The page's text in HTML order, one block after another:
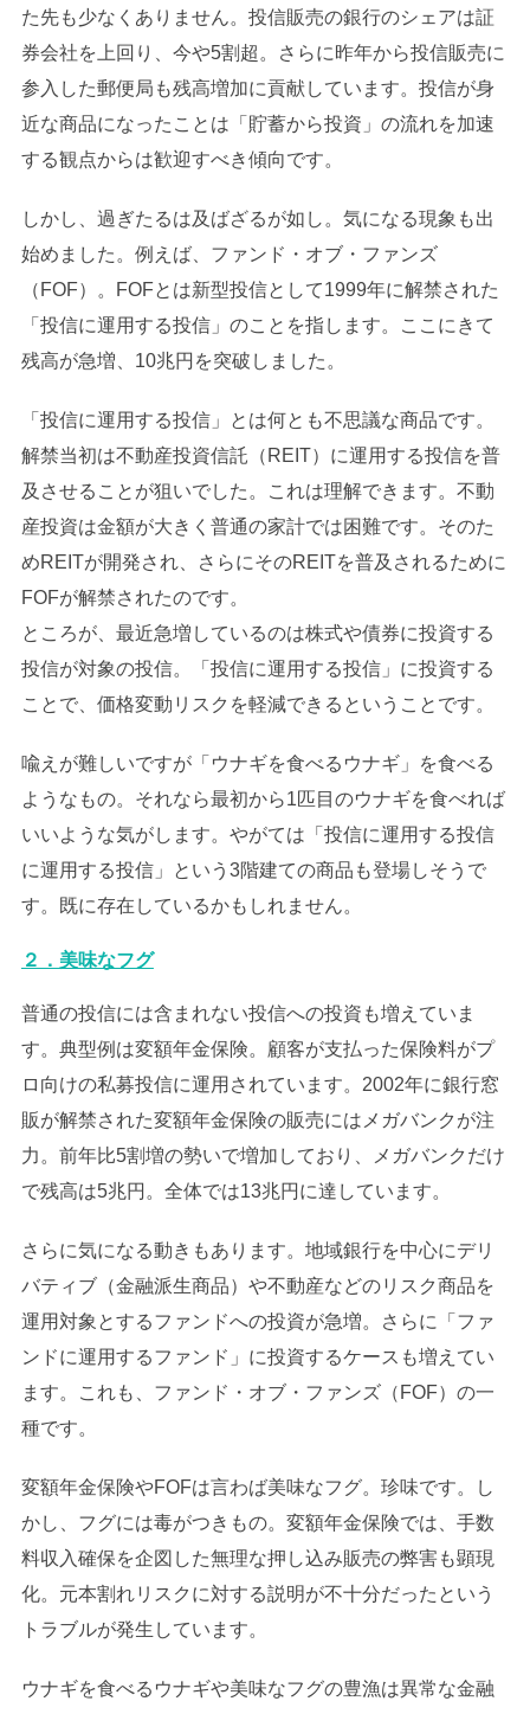
た先も少なくありません。投信販売の銀行のシェアは証
券会社を上回り、今や5割超。さらに昨年から投信販売に
参入した郵便局も残高増加に貢献しています。投信が身
近な商品になったことは「貯蓄から投資」の流れを加速
する観点からは歓迎すべき傾向です。
しかし、過ぎたるは及ばざるが如し。気になる現象も出
始めました。例えば、ファンド・オブ・ファンズ
（FOF）。FOFとは新型投信として1999年に解禁された
「投信に運用する投信」のことを指します。ここにきて
残高が急増、10兆円を突破しました。
「投信に運用する投信」とは何とも不思議な商品です。
解禁当初は不動産投資信託（REIT）に運用する投信を普
及させることが狙いでした。これは理解できます。不動
産投資は金額が大きく普通の家計では困難です。そのた
めREITが開発され、さらにそのREITを普及されるために
FOFが解禁されたのです。
ところが、最近急増しているのは株式や債券に投資する
投信が対象の投信。「投信に運用する投信」に投資する
ことで、価格変動リスクを軽減できるということです。
喩えが難しいですが「ウナギを食べるウナギ」を食べる
ようなもの。それなら最初から1匹目のウナギを食べれば
いいような気がします。やがては「投信に運用する投信
に運用する投信」という3階建ての商品も登場しそうで
す。既に存在しているかもしれません。
２．美味なフグ
普通の投信には含まれない投信への投資も増えていま
す。典型例は変額年金保険。顧客が支払った保険料がプ
ロ向けの私募投信に運用されています。2002年に銀行窓
販が解禁された変額年金保険の販売にはメガバンクが注
力。前年比5割増の勢いで増加しており、メガバンクだけ
で残高は5兆円。全体では13兆円に達しています。
さらに気になる動きもあります。地域銀行を中心にデリ
バティブ（金融派生商品）や不動産などのリスク商品を
運用対象とするファンドへの投資が急増。さらに「ファ
ンドに運用するファンド」に投資するケースも増えてい
ます。これも、ファンド・オブ・ファンズ（FOF）の一
種です。
変額年金保険やFOFは言わば美味なフグ。珍味です。し
かし、フグには毒がつきもの。変額年金保険では、手数
料収入確保を企図した無理な押し込み販売の弊害も顕現
化。元本割れリスクに対する説明が不十分だったという
トラブルが発生しています。
ウナギを食べるウナギや美味なフグの豊漁は異常な金融